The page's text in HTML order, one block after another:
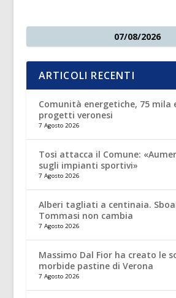
07/08/2026
ARTICOLI RECENTI
Comunità energetiche, 75 mila
progetti veronesi
7 Agosto 2026
Tosi attacca il Comune:
sugli impianti sportivi»
7 Agosto 2026
Alberi tagliati a centinaia.
Tommasi non cambia
7 Agosto 2026
Massimo Dal Fior ha creato le
morbide pastine di Verona
7 Agosto 2026